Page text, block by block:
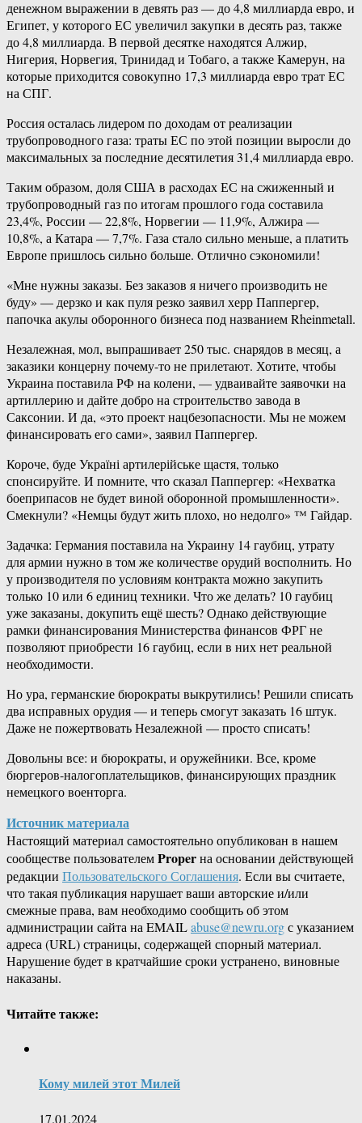
денежном выражении в девять раз — до 4,8 миллиарда евро, и
Египет, у которого ЕС увеличил закупки в десять раз, также
до 4,8 миллиарда. В первой десятке находятся Алжир,
Нигерия, Норвегия, Тринидад и Тобаго, а также Камерун, на
которые приходится совокупно 17,3 миллиарда евро трат ЕС
на СПГ.
Россия осталась лидером по доходам от реализации
трубопроводного газа: траты ЕС по этой позиции выросли до
максимальных за последние десятилетия 31,4 миллиарда евро.
Таким образом, доля США в расходах ЕС на сжиженный и
трубопроводный газ по итогам прошлого года составила
23,4%, России — 22,8%, Норвегии — 11,9%, Алжира —
10,8%, а Катара — 7,7%. Газа стало сильно меньше, а платить
Европе пришлось сильно больше. Отлично сэкономили!
«Мне нужны заказы. Без заказов я ничего производить не
буду» — дерзко и как пуля резко заявил херр Паппергер,
папочка акулы оборонного бизнеса под названием Rheinmetall.
Незалежная, мол, выпрашивает 250 тыс. снарядов в месяц, а
заказики концерну почему-то не прилетают. Хотите, чтобы
Украина поставила РФ на колени, — удваивайте заявочки на
артиллерию и дайте добро на строительство завода в
Саксонии. И да, «это проект нацбезопасности. Мы не можем
финансировать его сами», заявил Паппергер.
Короче, буде Україні артилерійське щастя, только
спонсируйте. И помните, что сказал Паппергер: «Нехватка
боеприпасов не будет виной оборонной промышленности».
Смекнули? «Немцы будут жить плохо, но недолго» ™ Гайдар.
Задачка: Германия поставила на Украину 14 гаубиц, утрату
для армии нужно в том же количестве орудий восполнить. Но
у производителя по условиям контракта можно закупить
только 10 или 6 единиц техники. Что же делать? 10 гаубиц
уже заказаны, докупить ещё шесть? Однако действующие
рамки финансирования Министерства финансов ФРГ не
позволяют приобрести 16 гаубиц, если в них нет реальной
необходимости.
Но ура, германские бюрократы выкрутились! Решили списать
два исправных орудия — и теперь смогут заказать 16 штук.
Даже не пожертвовать Незалежной — просто списать!
Довольны все: и бюрократы, и оружейники. Все, кроме
бюргеров-налогоплательщиков, финансирующих праздник
немецкого военторга.
Источник материала
Настоящий материал самостоятельно опубликован в нашем
сообществе пользователемProperна основании действующей
редакции Пользовательского Соглашения. Если вы считаете,
что такая публикация нарушает ваши авторские и/или
смежные права, вам необходимо сообщить об этом
администрации сайта на EMAILabuse@newru.orgс указанием
адреса (URL) страницы, содержащей спорный материал.
Нарушение будет в кратчайшие сроки устранено, виновные
наказаны.
Читайте также:
Кому милей этот Милей
17.01.2024